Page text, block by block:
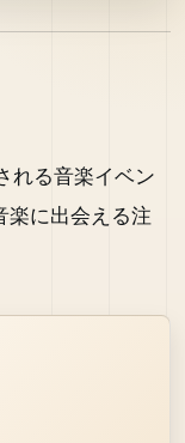
れる音楽イベン
楽に出会える注